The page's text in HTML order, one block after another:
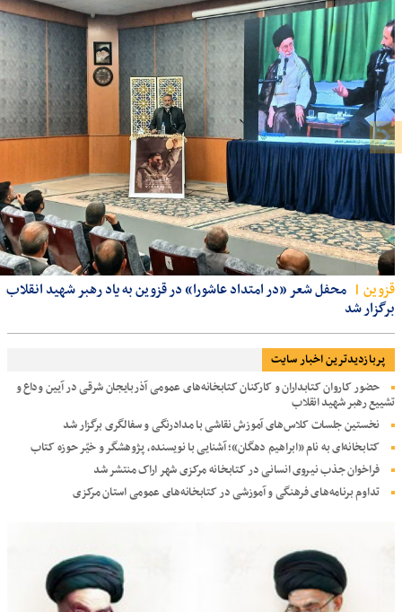
قزوين
محفل شعر «در امتداد عاشورا» در قزوین به یاد رهبر شهید انقلاب
برگزار شد
پربازديدترين اخبار سایت
حضور کاروان کتابداران و کارکنان کتابخانه‌های عمومی آذربایجان شرقی در آیین وداع و
تشییع رهبر شهید انقلاب
نخستین جلسات کلاس‌های آموزش نقاشی با مدادرنگی و سفالگری برگزار شد
کتابخانه‌ای به نام «ابراهیم دهگان»؛ آشنایی با نویسنده، پژوهشگر و خیّر حوزه کتاب
فراخوان جذب نیروی انسانی در کتابخانه مرکزی شهر اراک منتشر شد
تداوم برنامه‌های فرهنگی و آموزشی در کتابخانه‌های عمومی استان مرکزی